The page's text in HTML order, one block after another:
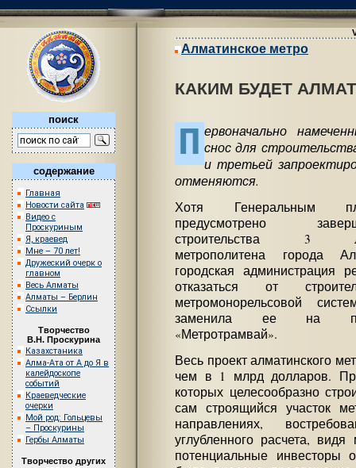
поиск
содержание
Главная
Новости сайта
Видео с
Проскуриным
Я, краевед
Мне – 70 лет!
Дружеский очерк о
главном
Весь Алматы
Алматы – Берлин
Ссылки
Творчество
В.Н. Проскурина
Казахстаника
Алма-Ата от А до Я в
калейдоскопе
событий
Краеведческие
очерки
Мой род: Гольцевы
– Проскурины
Гербы Алматы
Творчество других
Алматинское метро
КАКИМ БУДЕТ
П ервоначально
снос для
и третьей
отменяются.
Хотя Генеральным
предусмотрено
строительства 3
метрополитена города
городская администрация
отказаться от
метромонорельсовой
заменила ее на
«Метротрамвай».
Весь проект алматинского
чем в 1 млрд долларов.
которых целесообразно
сам строящийся участок
направлениях,
углубленного расчета,
потенциальные инвесторы